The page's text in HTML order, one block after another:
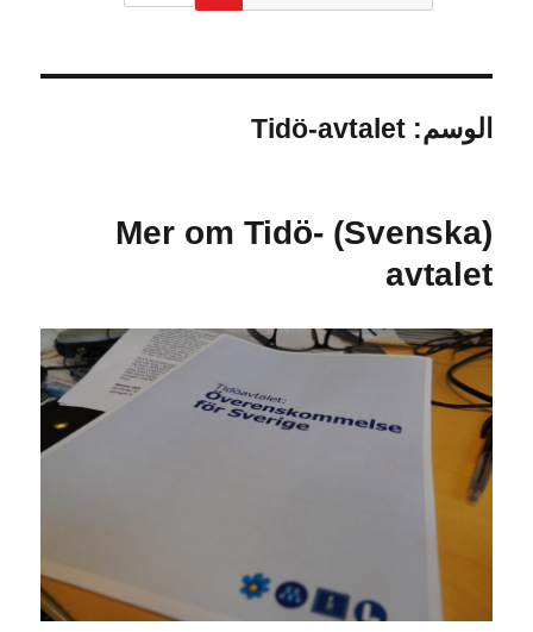
الوسم:Tidö-avtalet
(Svenska) Mer om Tidö-
avtalet